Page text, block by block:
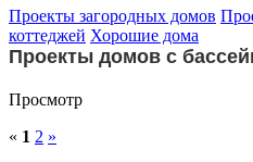
Проекты загородных домов
коттеджей Хорошие дома
Проекты домов с
Просмотр
« 1 2 »